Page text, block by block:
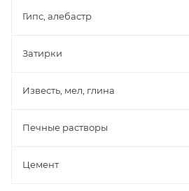
Гипс, алебастр
Затирки
Известь, мел, глина
Печные растворы
Цемент